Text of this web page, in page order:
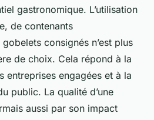
gastronomique. L’utilisation
de contenants
consignés n’est plus
de choix. Cela répond à la
entreprises engagées et à la
public. La qualité d’une
aussi par son impact